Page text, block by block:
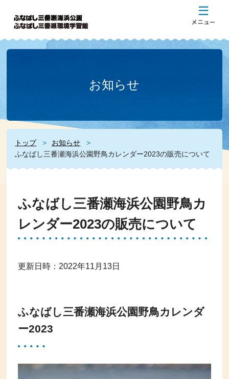
お知らせ
トップ
お知らせ
ふなばし三番瀬海浜公園野鳥カレンダー2023の販売について
ふなばし三番瀬海浜公園野鳥カ
レンダー2023の販売について
更新日時：2022年11月13日
ふなばし三番瀬海浜公園野鳥カレンダ
ー2023